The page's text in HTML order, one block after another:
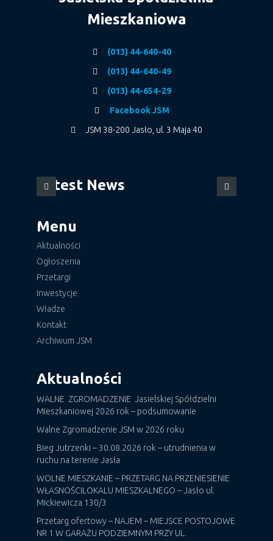
Mieszkaniowa
(013) 44-640-40
(013) 44-640-49
(013) 44-654-29
Facebook JSM
JSM 38-200 Jasło, ul. 3 Maja 40
Latest News
Menu
Aktualności
Ogłoszenia
Przetargi
Inwestycje
Władze
Kontakt
Archiwum JSM
Aktualności
WALNE ZGROMADZENIE Jasielskiej Spółdzielni
Mieszkaniowej 2026 rok – podsumowanie
Walne Zgromadzenie JSM w 2026 roku
Bieg Jutrzenki – 30.08.2026 rok – utrudnienia w
ruchu na terenie Jasła
WOLNE MIESZKANIE – PRZETARG NA PRZENIESIENIE
WŁASNOŚCILOKALU MIESZKALNEGO – Jasło ul.
Mickiewicza 130/3
Przetarg ofertowy – NAJEM – MIEJSCE POSTOJOWE
NR 1 W GARAŻU PODZIEMNYM PRZY UL.